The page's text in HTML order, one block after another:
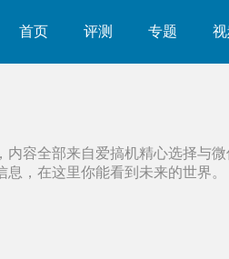
首页 评测 专题
内容全部来自爱搞机精心选择与微
息，在这里你能看到未来的世界。